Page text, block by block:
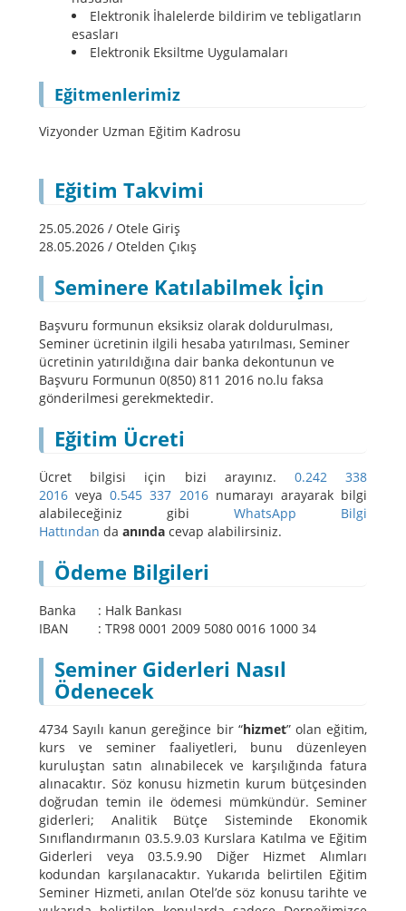
Elektronik İhalelerde bildirim ve tebligatların
esasları
Elektronik Eksiltme Uygulamaları
Eğitmenlerimiz
Vizyonder Uzman Eğitim Kadrosu
Eğitim Takvimi
25.05.2026 / Otele Giriş
28.05.2026 / Otelden Çıkış
Seminere Katılabilmek İçin
Başvuru formunun eksiksiz olarak doldurulması,
Seminer ücretinin ilgili hesaba yatırılması, Seminer
ücretinin yatırıldığına dair banka dekontunun ve
Başvuru Formunun 0(850) 811 2016 no.lu faksa
gönderilmesi gerekmektedir.
Eğitim Ücreti
Ücret bilgisi için bizi arayınız. 0.242 338
2016 veya0.545 337 2016numarayı arayarak bilgi
alabileceğiniz gibi WhatsApp Bilgi
Hattından da anında cevap alabilirsiniz.
Ödeme Bilgileri
Banka : Halk Bankası
IBAN : TR98 0001 2009 5080 0016 1000 34
Seminer Giderleri Nasıl
Ödenecek
4734 Sayılı kanun gereğince bir “hizmet” olan eğitim,
kurs ve seminer faaliyetleri, bunu düzenleyen
kuruluştan satın alınabilecek ve karşılığında fatura
alınacaktır. Söz konusu hizmetin kurum bütçesinden
doğrudan temin ile ödemesi mümkündür. Seminer
giderleri; Analitik Bütçe Sisteminde Ekonomik
Sınıflandırmanın 03.5.9.03 Kurslara Katılma ve Eğitim
Giderleri veya 03.5.9.90 Diğer Hizmet Alımları
kodundan karşılanacaktır. Yukarıda belirtilen Eğitim
Seminer Hizmeti, anılan Otel’de söz konusu tarihte ve